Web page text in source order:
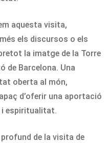
aquesta visita,
els discursos o els
la imatge de la Torre
de Barcelona. Una
oberta al món,
d’oferir una aportació
i espiritualitat.
de la visita de